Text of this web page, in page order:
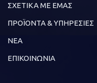
ΣΧΕΤΙΚΑ ΜΕ ΕΜΑΣ
ΠΡΟΪΟΝΤΑ & ΥΠΗΡΕΣΙΕΣ
ΝΕΑ
ΕΠΙΚΟΙΝΩΝΙΑ